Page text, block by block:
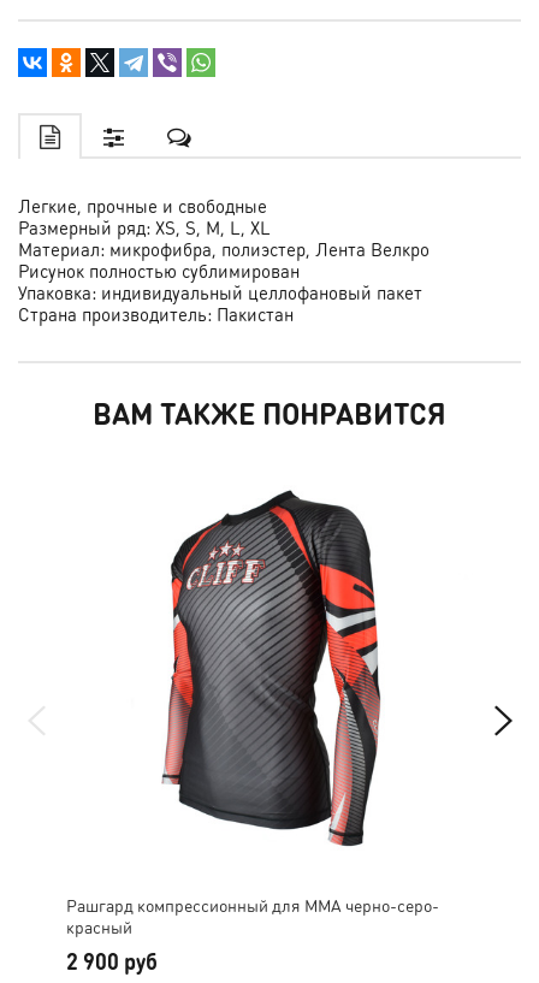
Легкие, прочные и свободные
Размерный ряд: XS, S, M, L, XL
Материал: микрофибра, полиэстер, Лента Велкро
Рисунок полностью сублимирован
Упаковка: индивидуальный целлофановый пакет
Страна производитель: Пакистан
ВАМ ТАКЖЕ ПОНРАВИТСЯ
Рашгард компрессионный для ММА черно-серо-
красный
2 900 руб